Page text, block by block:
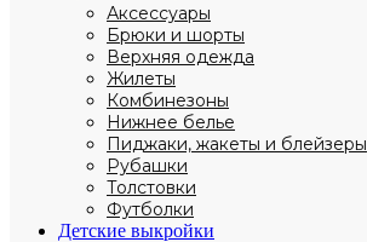
Аксессуары
Брюки и шорты
Верхняя одежда
Жилеты
Комбинезоны
Нижнее белье
Пиджаки, жакеты и блейзеры
Рубашки
Толстовки
Футболки
Детские выкройки